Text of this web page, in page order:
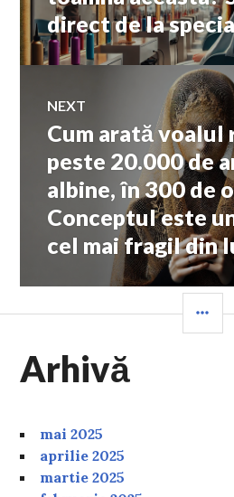
articole
direct de la
NEXT
Next
Cum arată voalul
peste 20.000 de
albine, în 300 de
Conceptul este
cel mai fragil din
Arhivă
mai 2025
aprilie 2025
martie 2025